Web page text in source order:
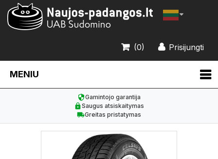
Prisijungti
(0)
MENIU
Gamintojo garantija
Saugus atsiskaitymas
Greitas pristatymas